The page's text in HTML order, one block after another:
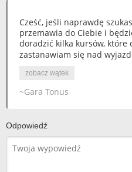
Cześć, jeśli naprawdę
przemawia do Ciebie i
doradzić kilka kursów, które
zastanawiam się nad
zobacz wątek
~Gara Tonus
Odpowiedź